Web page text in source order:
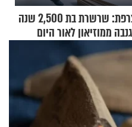
צרפת: שרשרת בת 2,500 שנה
ממוזיאון לאור היום